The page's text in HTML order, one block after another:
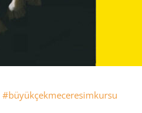
#büyükçekmeceresimkursu